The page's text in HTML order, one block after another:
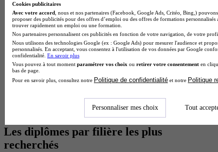
BTS Sam en alternance
Cap Fleuriste en alternance
BTS Sio en alternance
MSc Marketing Digital en alternance
BTS Gpme en alternance
Cap Electricien en alternance
BTS Gpn en alternance
BTS Domotique en alternance
BAC Pro Agora en alternance
BTS Sta en alternance
Les diplômes par filière les plus
recherchés
Cookies publicitaires
Avec votre accord , nous et nos partenaires (Facebook, Google Ads, Critéo, Bing,)
proposer des publicités pour des offres d’emploi ou des offres de formations
trouver rapidement un emploi ou une formation.
Nos partenaires personnalisent ces publicités en fonction de votre navigation, de votre
Nous utilisons des technologies Google (ex : Google Ads) pour mesurer l'audience et
personnalisés. En acceptant, vous consentez à l'utilisation de vos données par Google
confidentialité. En savoir plus
Vous pouvez à tout moment paramétrer vos choix ou retirer votre consentement en
bas de page.
Pour en savoir plus, consultez notre Politique de confidentialité et notre Politique
Personnaliser mes choix Tout